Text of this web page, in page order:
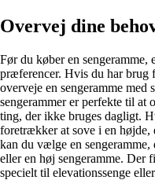
Overvej dine
Før du køber en
præferencer. Hvis du har brug
overveje en sengeramme
sengerammer er perfekte til at
ting, der ikke bruges dagligt.
foretrækker at sove i en højde,
kan du vælge en
eller en høj sengeramme. Der
specielt til elevationssenge